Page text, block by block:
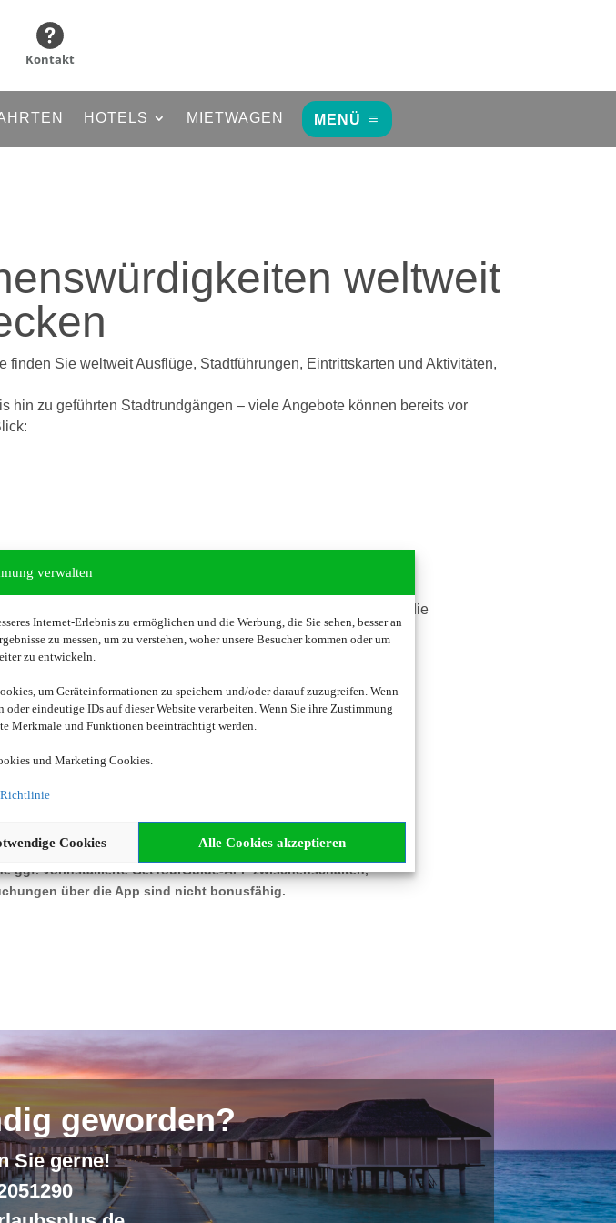
verwalten
Internet-Erlebnis zu ermöglichen und die Werbung, die Sie sehen, besser an
zu messen, um zu verstehen, woher unsere Besucher kommen oder um
zu entwickeln.
um Geräteinformationen zu speichern und/oder darauf zuzugreifen. Wenn
eindeutige IDs auf dieser Website verarbeiten. Wenn Sie ihre Zustimmung
Merkmale und Funktionen beeinträchtigt werden.
und Marketing Cookies.
Alle Cookies akzeptieren
Cookies
Kontakt
HOTELS MIETWAGEN MENÜ
weltweit
Sie weltweit Ausflüge, Stadtführungen, Eintrittskarten und Aktivitäten,
zu geführten Stadtrundgängen – viele Angebote können bereits vor
planen. So lassen sich längere Wartezeiten vermeiden und die
Sie:
Urlaubsplus-Account eingeloggt sind.
ggf. vorinstallierte GetYourGuide-APP zwischenschalten,
über die App sind nicht bonusfähig.
geworden?
Sie gerne!